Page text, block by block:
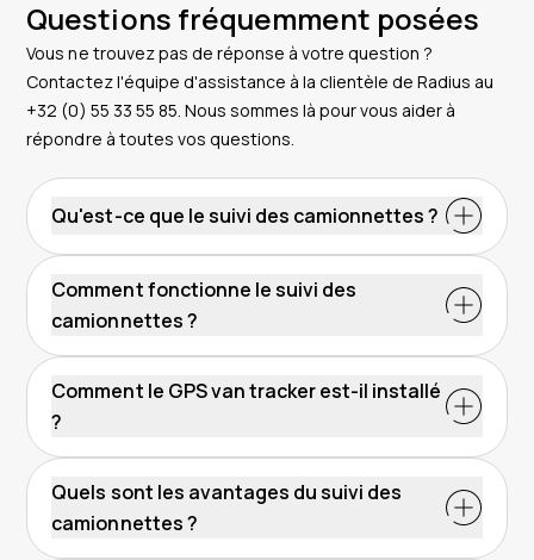
Questions fréquemment posées
Vous ne trouvez pas de réponse à votre question ?
Contactez l'équipe d'assistance à la clientèle de Radius au
+32 (0) 55 33 55 85. Nous sommes là pour vous aider à
répondre à toutes vos questions.
Qu'est-ce que le suivi des camionnettes ?
Comment fonctionne le suivi des
camionnettes ?
Comment le GPS van tracker est-il installé
?
suivi de véhicule
Quels sont les avantages du suivi des
camionnettes ?